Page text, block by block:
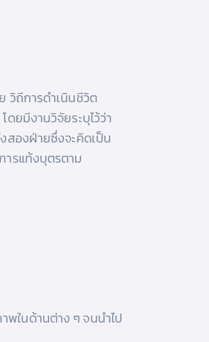
วิถีการดำเนินชีวิต
ยมีงานวิจัยระบุไว้ว่า
สองฝ่ายซึ่งจะคิดเป็น
ารแท้งบุตรตาม
ในด้านต่าง ๆ จนนำไป